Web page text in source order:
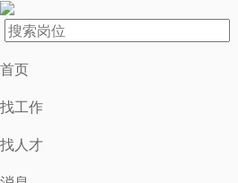
首页
找工作
找人才